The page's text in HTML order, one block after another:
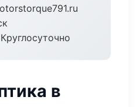
Круглосуточно
в